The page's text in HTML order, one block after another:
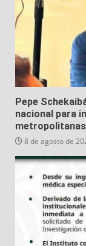
Pepe
nacional para
metropolitanas
8 de agosto de